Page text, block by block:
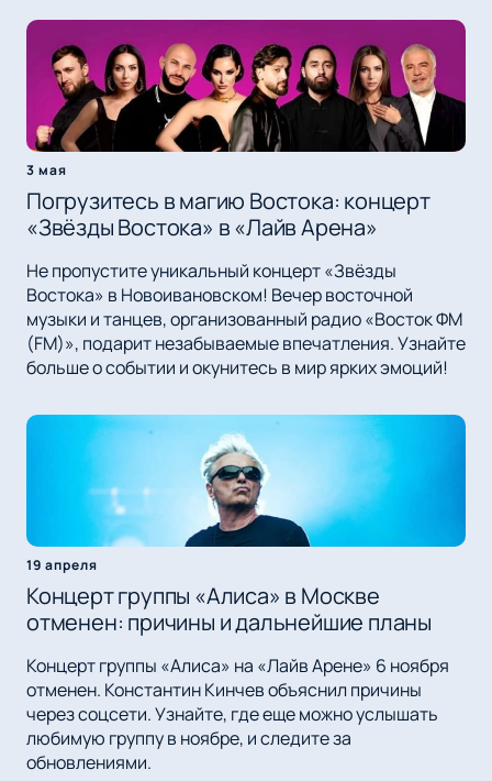
3 мая
Погрузитесь в магию Востока: концерт
«Звёзды Востока» в «Лайв Арена»
Не пропустите уникальный концерт «Звёзды
Востока» в Новоивановском! Вечер восточной
музыки и танцев, организованный радио «Восток ФМ
(FM)», подарит незабываемые впечатления. Узнайте
больше о событии и окунитесь в мир ярких эмоций!
19 апреля
Концерт группы «Алиса» в Москве
отменен: причины и дальнейшие планы
Концерт группы «Алиса» на «Лайв Арене» 6 ноября
отменен. Константин Кинчев объяснил причины
через соцсети. Узнайте, где еще можно услышать
любимую группу в ноябре, и следите за
обновлениями.